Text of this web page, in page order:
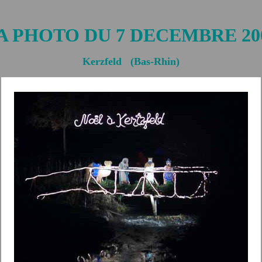
PHOTO DU 7 DECEMBRE
Kerzfeld (Bas-Rhin)